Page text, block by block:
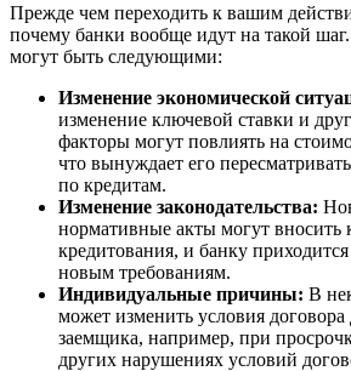
Прежде чем переходить к вашим
почему банки вообще идут на такой
могут быть следующими:
Изменение экономической
изменение ключевой ставки и
факторы могут повлиять на
что вынуждает его
по кредитам.
Изменение законодательства:
нормативные акты могут вносить
кредитования, и банку приходится
новым требованиям.
Индивидуальные причины: В
может изменить условия договора
заемщика, например, при
других нарушениях условий